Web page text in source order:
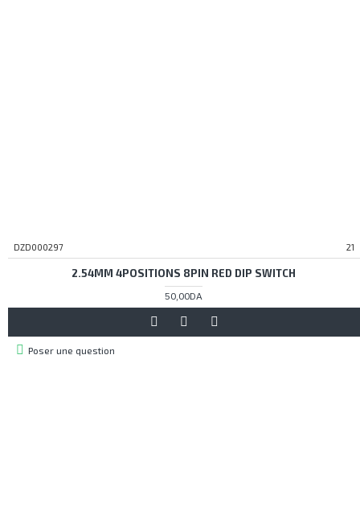
DZD000297 21
2.54MM 4POSITIONS 8PIN RED DIP SWITCH
50,00DA
Poser une question